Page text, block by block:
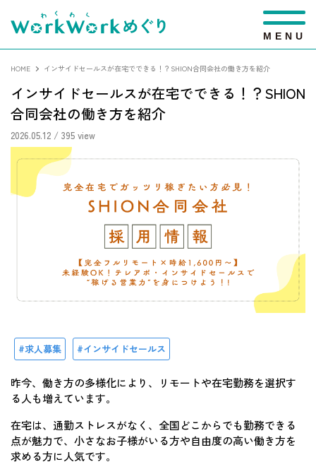
M E N U
HOME インサイドセールスが在宅でできる！？SHION合同会社の働き方を紹介
インサイドセールスが在宅でできる！？SHION
合同会社の働き方を紹介
2026.05.12 / 395 view
求人募集 インサイドセールス
昨今、働き方の多様化により、リモートや在宅勤務を選択す
る人も増えています。
在宅は、通勤ストレスがなく、全国どこからでも勤務できる
点が魅力で、小さなお子様がいる方や自由度の高い働き方を
求める方に人気です。